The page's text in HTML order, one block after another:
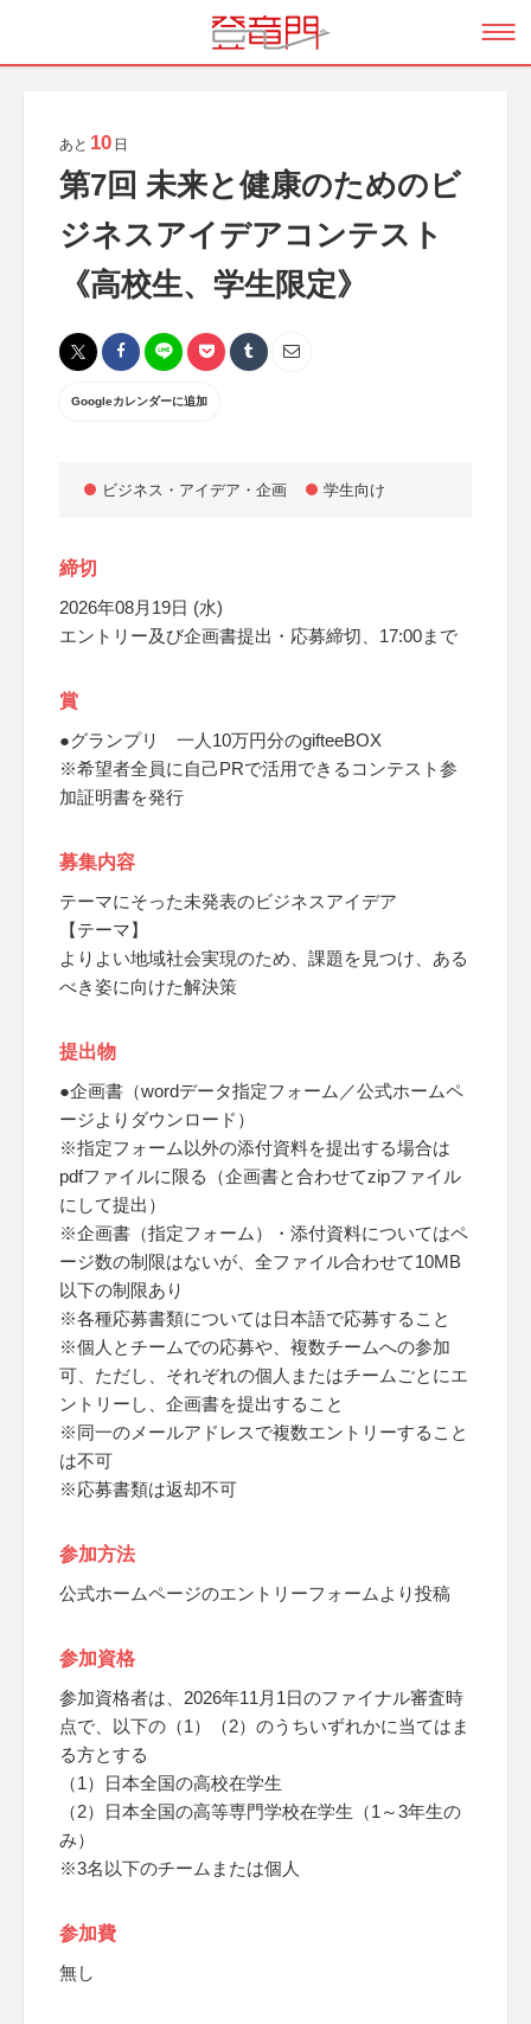
あと 10 日
第7回 未来と健康のためのビ
ジネスアイデアコンテスト
《高校生、学生限定》
Googleカレンダーに追加
ビジネス・アイデア・企画 学生向け
締切
2026年08月19日 (水)
エントリー及び企画書提出・応募締切、17:00まで
賞
●グランプリ 一人10万円分のgifteeBOX
※希望者全員に自己PRで活用できるコンテスト参
加証明書を発行
募集内容
テーマにそった未発表のビジネスアイデア
【テーマ】
よりよい地域社会実現のため、課題を見つけ、ある
べき姿に向けた解決策
提出物
●企画書（wordデータ指定フォーム／公式ホームペ
ージよりダウンロード）
※指定フォーム以外の添付資料を提出する場合は
pdfファイルに限る（企画書と合わせてzipファイル
にして提出）
※企画書（指定フォーム）・添付資料についてはペ
ージ数の制限はないが、全ファイル合わせて10MB
以下の制限あり
※各種応募書類については日本語で応募すること
※個人とチームでの応募や、複数チームへの参加
可、ただし、それぞれの個人またはチームごとにエ
ントリーし、企画書を提出すること
※同一のメールアドレスで複数エントリーすること
は不可
※応募書類は返却不可
参加方法
公式ホームページのエントリーフォームより投稿
参加資格
参加資格者は、2026年11月1日のファイナル審査時
点で、以下の（1）（2）のうちいずれかに当てはま
る方とする
（1）日本全国の高校在学生
（2）日本全国の高等専門学校在学生（1～3年生の
み）
※3名以下のチームまたは個人
参加費
無し